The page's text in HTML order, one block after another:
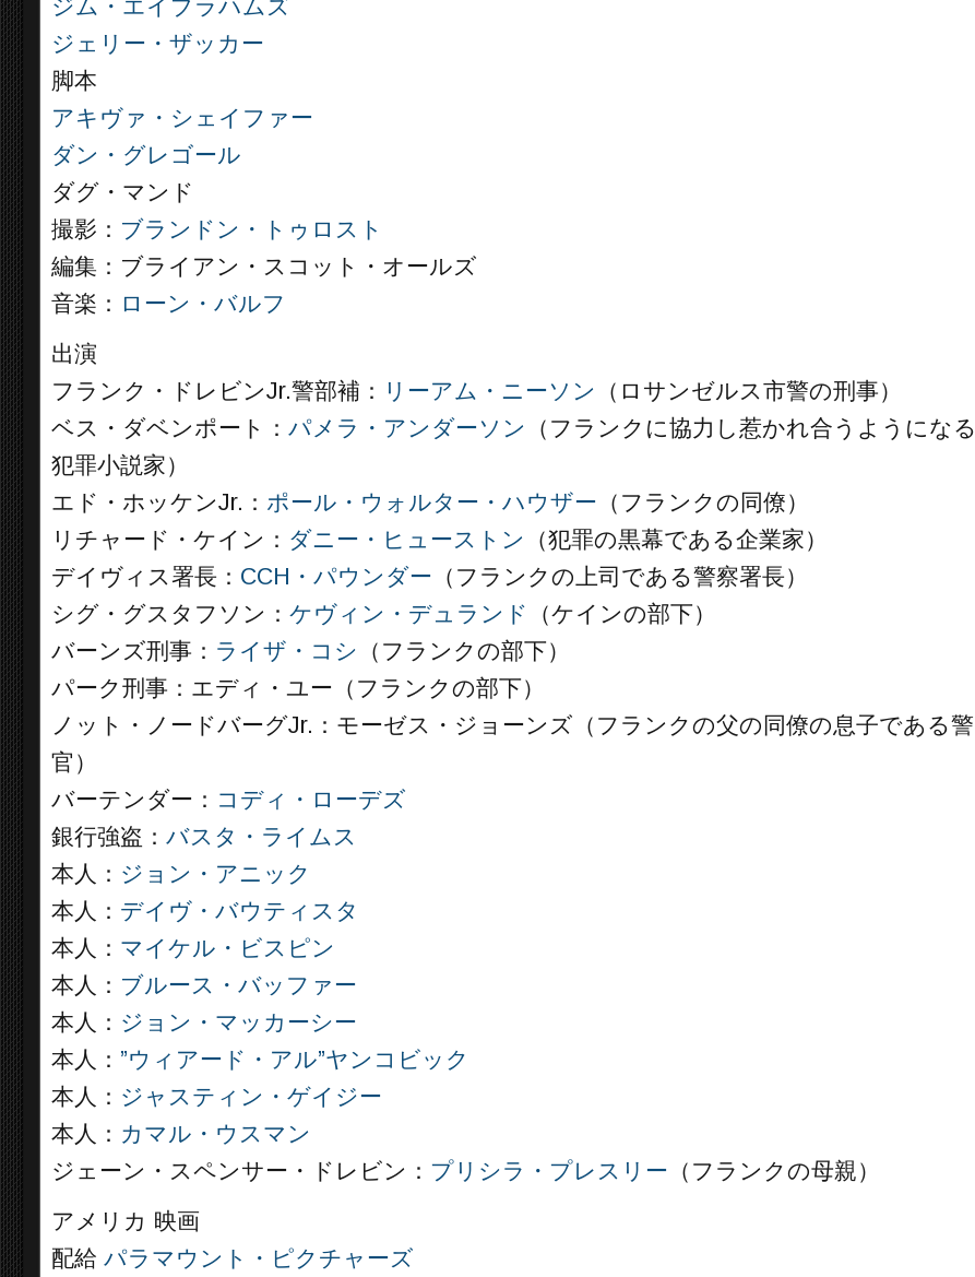
ジム・エイブラハムズ
ジェリー・ザッカー
脚本
アキヴァ・シェイファー
ダン・グレゴール
ダグ・マンド
撮影： ブランドン・トゥロスト
編集：ブライアン・スコット・オールズ
音楽： ローン・バルフ
出演
フランク・ドレビンJr.警部補： リーアム・ニーソン
（ロサンゼルス市警の刑事）
ベス・ダベンポート： パメラ・アンダーソン
（フランクに協力し惹かれ合うようになる
犯罪小説家）
エド・ホッケンJr.： ポール・ウォルター・ハウザー （フランクの同僚）
リチャード・ケイン： ダニー・ヒューストン
（犯罪の黒幕である企業家）
デイヴィス署長： CCH・パウンダー （フランクの上司である警察署長）
シグ・グスタフソン： ケヴィン・デュランド
（ケインの部下）
バーンズ刑事： ライザ・コシ （フランクの部下）
パーク刑事：エディ・ユー（フランクの部下）
ノット・ノードバーグJr.：モーゼス・ジョーンズ（フランクの父の同僚の息子である警
官）
バーテンダー： コディ・ローデズ
銀行強盗： バスタ・ライムス
本人： ジョン・アニック
本人： デイヴ・バウティスタ
本人： マイケル・ビスピン
本人： ブルース・バッファー
本人： ジョン・マッカーシー
本人： ”ウィアード・アル”ヤンコビック
本人： ジャスティン・ゲイジー
本人： カマル・ウスマン
ジェーン・スペンサー・ドレビン： プリシラ・プレスリー （フランクの母親）
アメリカ 映画
配給 パラマウント・ピクチャーズ